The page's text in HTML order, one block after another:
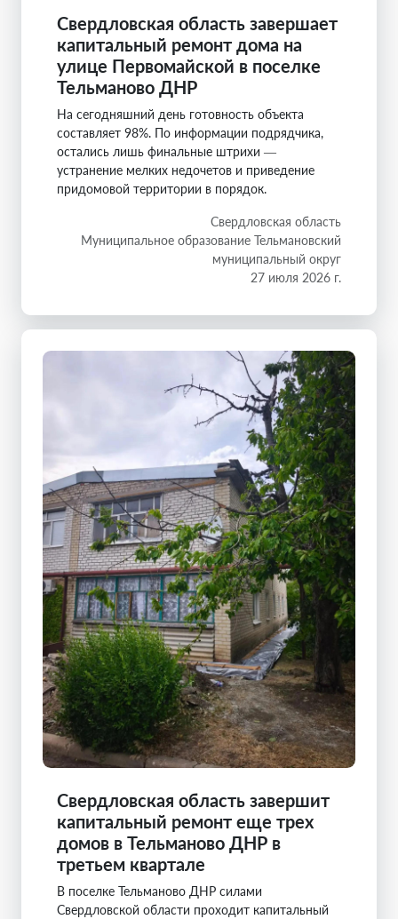
Свердловская область завершает
капитальный ремонт дома на
улице Первомайской в поселке
Тельманово ДНР
На сегодняшний день готовность объекта
составляет 98%. По информации подрядчика,
остались лишь финальные штрихи —
устранение мелких недочетов и приведение
придомовой территории в порядок.
Свердловская область
Муниципальное образование Тельмановский
муниципальный округ
27 июля 2026 г.
Свердловская область завершит
капитальный ремонт еще трех
домов в Тельманово ДНР в
третьем квартале
В поселке Тельманово ДНР силами
Свердловской области проходит капитальный